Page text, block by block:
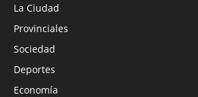
La Ciudad
Provinciales
Sociedad
Deportes
Economía